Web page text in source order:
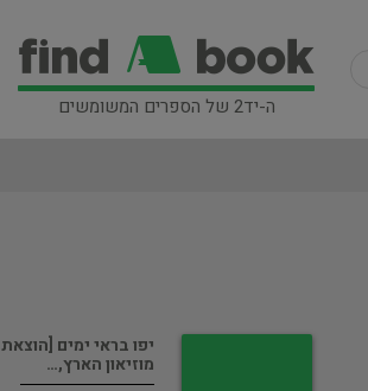
ה-יד2 של הספרים המשומשים
יפו בראי ימים [הוצאת
מוזיאון הארץ,…